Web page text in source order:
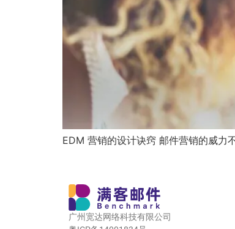
EDM 营销的设计诀窍 邮件营销的威
广州宽达网络科技有限公司